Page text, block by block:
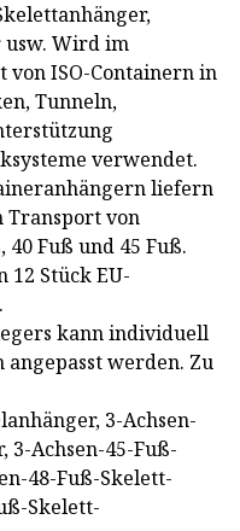
Wird im
ISO-Containern in
Tunneln,
verwendet.
liefern
von
Fuß und 45 Fuß.
Stück EU-
kann individuell
werden. Zu
3-Achsen-
3-Achsen-45-Fuß-
48-Fuß-Skelett-
Skelett-